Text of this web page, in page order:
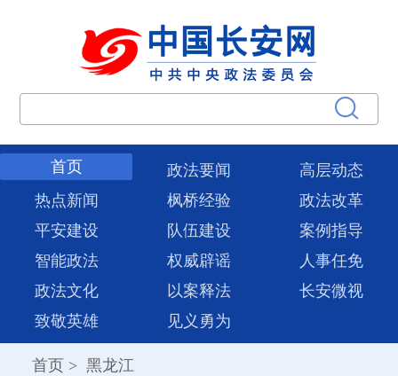
首页 政法要闻
高层动态
热点新闻
枫桥经验
政法改革
平安建设
队伍建设
案例指导
智能政法
权威辟谣
人事任免
政法文化
以案释法
长安微视
致敬英雄
见义勇为
首页 > 黑龙江